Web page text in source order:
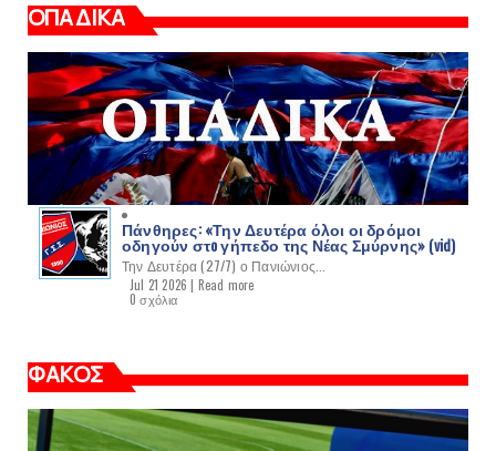
ΟΠΑΔΙΚΑ
Πάνθηρες: «Την Δευτέρα όλοι οι δρόμοι
οδηγούν στo γήπεδο της Νέας Σμύρνης» (vid)
Την Δευτέρα (27/7) ο Πανιώνιος...
Jul 21 2026 | Read more
0 σχόλια
ΦΑΚΟΣ